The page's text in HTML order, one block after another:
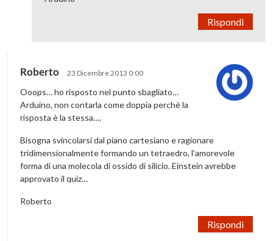
Rispondi
Roberto 23 Dicembre 2013 0:00
Ooops… ho risposto nel punto sbagliato…
Arduino, non contarla come doppia perchè la
risposta è la stessa….
Bisogna svincolarsi dal piano cartesiano e ragionare
tridimensionalmente formando un tetraedro, l’amorevole
forma di una molecola di ossido di silicio. Einstein avrebbe
approvato il quiz…
Roberto
Rispondi